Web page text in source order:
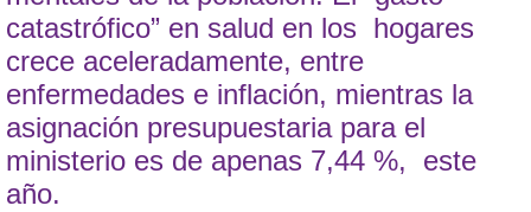
catastrófico” en salud en los hogares
crece aceleradamente, entre
enfermedades e inflación, mientras la
asignación presupuestaria para el
ministerio es de apenas 7,44 %, este
año.